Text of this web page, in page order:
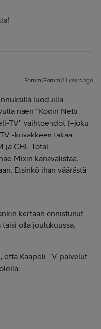
Forum|Forum|11 years ago
luoduilla
näen "Kodin Netti
TV" vaihtoehdot (+joku
-kuvakkeen takaa
ja CHL Total
Mixin kanavalistaa,
Etsinkö ihan väärästä
kertaan onnistunut
olla joulukuussa.
että Kaapeli TV palvelut